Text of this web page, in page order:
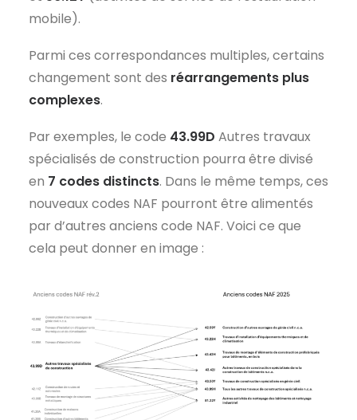
mobile).
Parmi ces correspondances multiples, certains
changement sont des réarrangements plus
complexes.
Par exemples, le code 43.99D Autres travaux
spécialisés de construction pourra être divisé
en 7 codes distincts. Dans le même temps, ces
nouveaux codes NAF pourront être alimentés
par d’autres anciens code NAF. Voici ce que
cela peut donner en image :